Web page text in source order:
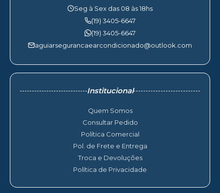
Seg à Sex das 08 às 18hs
(19) 3405-6647
(19) 3405-6647
aguiarsegurancaearcondicionado@outlook.com
Institucional
Quem Somos
Consultar Pedido
Política Comercial
Pol. de Frete e Entrega
Troca e Devoluções
Política de Privacidade